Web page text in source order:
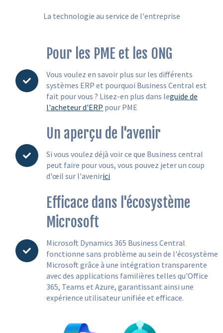
La technologie au service de l'entreprise
Pour les PME et les ONG
Vous voulez en savoir plus sur les différents
systèmes ERP et pourquoi Business Central est
fait pour vous ? Lisez-en plus dans leguide de
l'acheteur d'ERP pour PME
Un aperçu de l'avenir
Si vous voulez déjà voir ce que Business central
peut faire pour vous, vous pouvez jeter un coup
d'œil sur l'avenirici
Efficace dans l'écosystème
Microsoft
Microsoft Dynamics 365 Business Central
fonctionne sans problème au sein de l'écosystème
Microsoft grâce à une intégration transparente
avec des applications familières telles qu'Office
365, Teams et Azure, garantissant ainsi une
expérience utilisateur unifiée et efficace.